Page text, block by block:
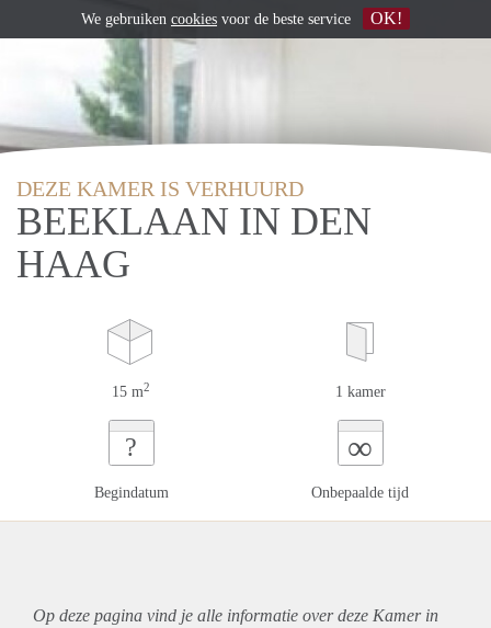
DEZE KAMER IS VERHUURD
BEEKLAAN IN DEN
HAAG
15 m2 1 kamer
?
Begindatum
∞
Onbepaalde tijd
Op deze pagina vind je alle informatie over deze Kamer in
We gebruiken cookies voor de beste service OK!